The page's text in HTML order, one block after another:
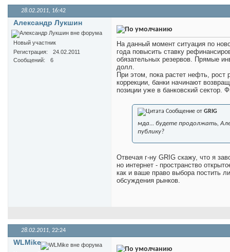
28.02.2011, 16:42
Александр Лукшин
Новый участник
Регистрация
24.02.2011
Сообщений
6
На данный момент ситуация по
года повысить ставку
обязательных резервов. Прямые
долл.
При этом, пока растет нефть,
коррекции, банки начинают
позиции уже в банковский сектор.
Сообщение от GRIG
мда... будете продолжать,
публику?
Отвечая г-ну GRIG скажу, что я
но интернет - пространство
как и ваше право выбора постить
обсуждения рынков.
28.02.2011, 22:24
WLMike